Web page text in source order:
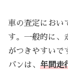
車の査定におい
す。一般的に、
がつきやすいで
バンは、 年間走